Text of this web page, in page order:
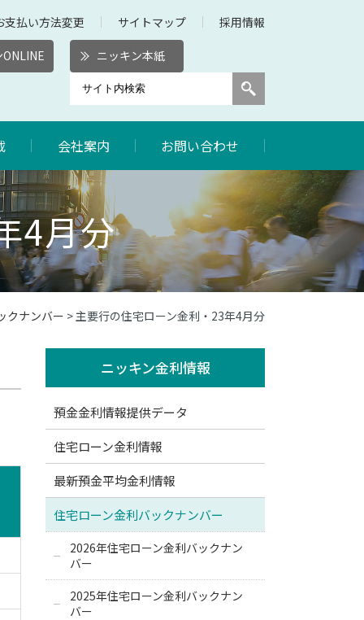
支払い方法変更 サイトマップ 採用情報
ニッキン本紙
会社案内 お問い合わせ
4月分
クナンバー > 主要行の住宅ローン金利・23年4月分
ニッキン金利情報
預金金利情報提供データ
住宅ローン金利情報
最新預金平均金利情報
住宅ローン金利バックナンバー
2026年住宅ローン金利バックナン
バー
2025年住宅ローン金利バックナン
バー